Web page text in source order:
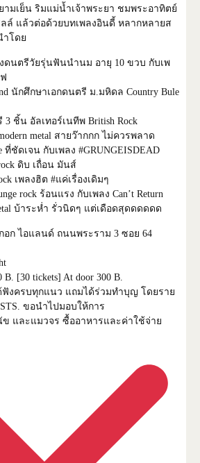
ามเย็น ริมแม่น้ำเจ้าพระยา ชมพระอาทิตย์
ล์ แล้วต่อด้วยบทเพลงอินดี้ หลากหลายส
ำโดย
วงดนตรีวัยรุ่นฟันนำนม อายุ 10 ขวบ กับเพ
นักศึกษาเอกดนตรี ม.มหิดล Country Bule
3 ชิ้น อัลเทอร์เนทีพ British Rock
metal สายว๊ากกก ไม่ควรพลาด
ที่ชัดเจน กับเพลง #GRUNGEISDEAD
ดิบ เถื่อน มันส์
เพลงฮิต #แค่เรื่องเดิมๆ
rock ร้อนแรง กับเพลง Can’t Return
บ้าระห่ำ รั่วนิดๆ แต่เดือดสุดดดดดด
อก ไอแลนด์ ถนนพระราม 3 ซอย 64
B. [30 tickets] At door 300 B.
ฟังครบทุกแนว แถมได้ร่วมทำบุญ โดยราย
ขอนำไปมอบให้การ
ข และแมวจร ซื้ออาหารและค่าใช้จ่าย